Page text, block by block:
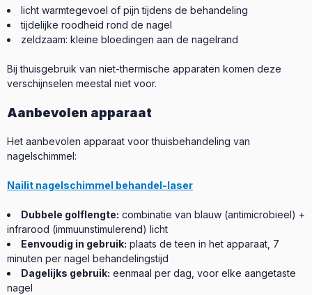
licht warmtegevoel of pijn tijdens de behandeling
tijdelijke roodheid rond de nagel
zeldzaam: kleine bloedingen aan de nagelrand
Bij thuisgebruik van niet-thermische apparaten komen deze
verschijnselen meestal niet voor.
Aanbevolen apparaat
Het aanbevolen apparaat voor thuisbehandeling van
nagelschimmel:
Nailit nagelschimmel behandel-laser
Dubbele golflengte: combinatie van blauw (antimicrobieel) +
infrarood (immuunstimulerend) licht
Eenvoudig in gebruik: plaats de teen in het apparaat, 7
minuten per nagel behandelingstijd
Dagelijks gebruik: eenmaal per dag, voor elke aangetaste
nagel